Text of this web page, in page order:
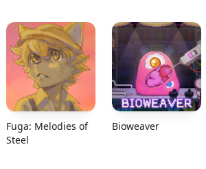
Fuga: Melodies of
Steel
Bioweaver